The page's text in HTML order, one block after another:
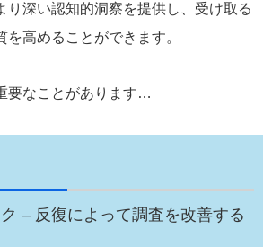
り深い認知的洞察を提供し、受け取る
を高めることができます。
要なことがあります…
– 反復によって調査を改善する